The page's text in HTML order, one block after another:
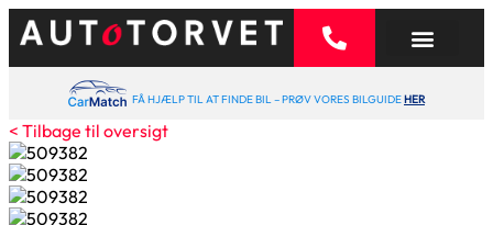
FÅ HJÆLP TIL AT FINDE BIL – PRØV VORES BILGUIDEHER
< Tilbage til oversigt